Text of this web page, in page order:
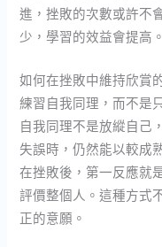
進，挫敗的次數或許不
少，學習的效益會提高。
如何在挫敗中維持欣賞
練習自我同理，而不是
自我同理不是放縱自己
失誤時，仍然能以較成
在挫敗後，第一反應就
評價整個人。這種方式
正的意願。